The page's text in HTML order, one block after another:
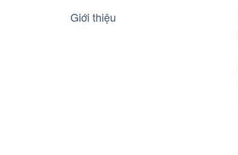
Giới thiệu